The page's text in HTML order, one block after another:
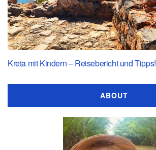
Kreta mit Kindern – Reisebericht und Tipps!
ABOUT